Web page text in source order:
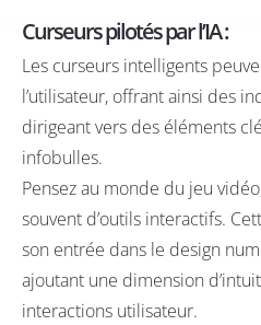
Curseurs pilotés par l’IA :
Les curseurs intelligents
l’utilisateur, offrant ainsi des
dirigeant vers des éléments
infobulles.
Pensez au monde du jeu
souvent d’outils interactifs.
son entrée dans le design
ajoutant une dimension
interactions utilisateur.